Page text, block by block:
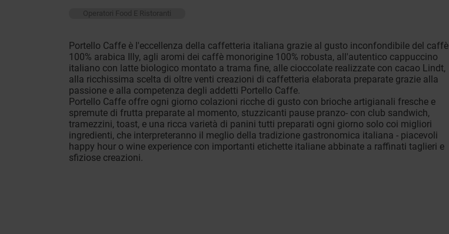
Operatori Food E Ristoranti
Portello Caffe è l'eccellenza della caffetteria italiana grazie al gusto inconfondibile del caffè
100% arabica Illy, agli aromi dei caffè monorigine 100% robusta, all'autentico cappuccino
italiano con latte biologico montato a trama fine, alle cioccolate realizzate con cacao Lindt,
alla ricchissima scelta di oltre venti creazioni di caffetteria elaborata preparate grazie alla
passione e alla competenza degli addetti Portello Caffe.
Portello Caffe offre ogni giorno colazioni ricche di gusto con brioche artigianali fresche e
spremute di frutta preparate al momento, stuzzicanti pause pranzo- con club sandwich,
tramezzini, toast, e una ricca varietà di panini tutti preparati ogni giorno solo coi migliori
ingredienti, che interpreteranno il meglio della tradizione gastronomica italiana - piacevoli
happy hour o wine experience con importanti etichette italiane abbinate a raffinati taglieri e
sfiziose creazioni.